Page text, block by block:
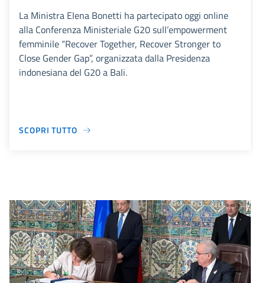
La Ministra Elena Bonetti ha partecipato oggi online
alla Conferenza Ministeriale G20 sull’empowerment
femminile “Recover Together, Recover Stronger to
Close Gender Gap”, organizzata dalla Presidenza
indonesiana del G20 a Bali.
SCOPRI TUTTO